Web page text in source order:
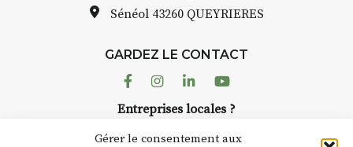
Gérer le consentement aux
pas une galerie permanente.
AuzonToujours organise
dans le village. Des artistes et
caves, les granges d’Auzon. Le
Fumoir est l’un de ces espaces
Sénéol 43260 QUEYRIERES
GARDEZ LE CONTACT
FacebookInstagram
LinkedinYoutube
Entreprises locales ?